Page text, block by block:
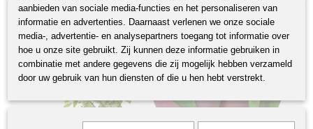
aanbieden van sociale media-functies en het personaliseren van
informatie en advertenties. Daarnaast verlenen we onze sociale
media-, advertentie- en analysepartners toegang tot informatie over
hoe u onze site gebruikt. Zij kunnen deze informatie gebruiken in
combinatie met andere gegevens die zij mogelijk hebben verzameld
door uw gebruik van hun diensten of die u hen hebt verstrekt.